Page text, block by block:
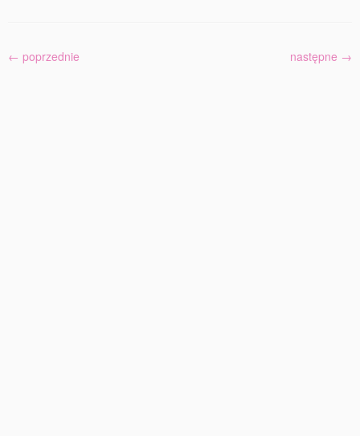
← poprzednie następne →